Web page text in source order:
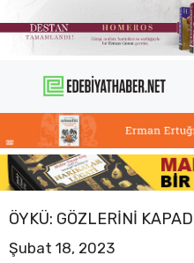
atla
ÖYKÜ: GÖZLERINI
Şubat 18, 2023